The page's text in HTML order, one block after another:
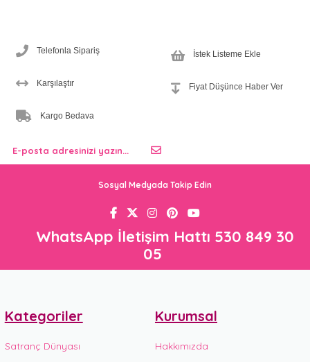
Telefonla Sipariş İstek Listeme Ekle
Karşılaştır Fiyat Düşünce Haber Ver
Kargo Bedava
Sosyal Medyada Takip Edin
WhatsApp İletişim Hattı 530 849 30
05
Kategoriler
Satranç Dünyası
Kurumsal
Hakkımızda